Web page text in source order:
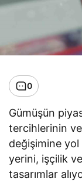
0
Gümüşün
tercihlerinin ve
değişimine yol
yerini, işçilik
tasarımlar